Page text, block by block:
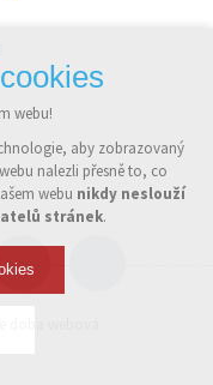
doba webová
webu!
aby zobrazovaný
nalezli přesně to, co
webu nikdy neslouží
stránek.